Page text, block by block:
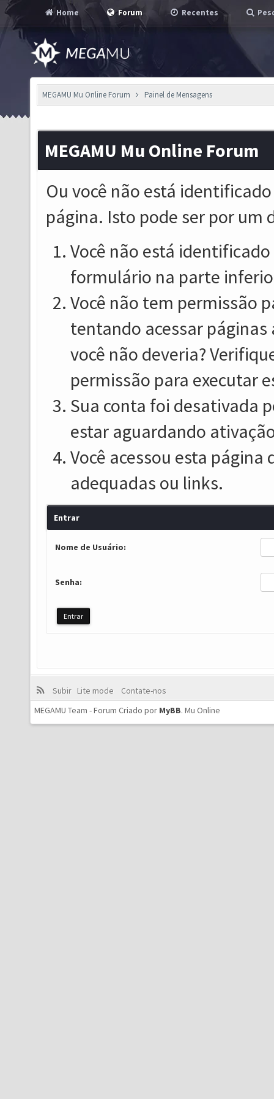
Home Forum Recentes
MEGAMU Mu Online Forum Painel de Mensagens
MEGAMU Mu Online Forum
Ou você não está
página. Isto pode ser por um
Você não está
formulário na parte
Você não tem permissão
tentando acessar
você não deveria?
permissão para executar
Sua conta foi desativada
estar aguardando
Você acessou esta
adequadas ou links.
Entrar
Nome de Usuário:
Senha:
Subir Lite mode
Contate-nos
MEGAMU Team - Forum Criado por MyBB. Mu Online